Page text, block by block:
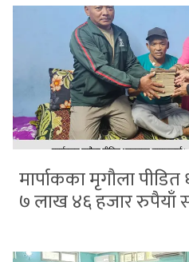
मार्पाकका मृगौला
७ लाख ४६ हजार रुपैयाँ